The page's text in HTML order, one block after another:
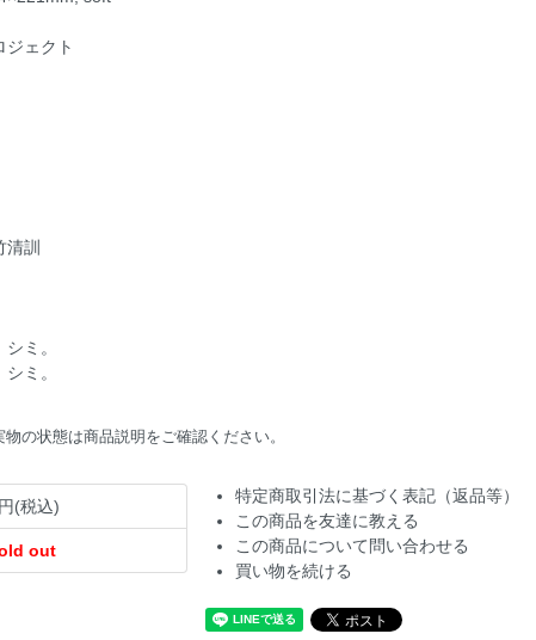
ェクト
訓
ミ。
ミ。
の状態は商品説明をご確認ください。
(税込)
out
特定商取引法に基づく表記（返品等）
この商品を友達に教える
この商品について問い合わせる
買い物を続ける